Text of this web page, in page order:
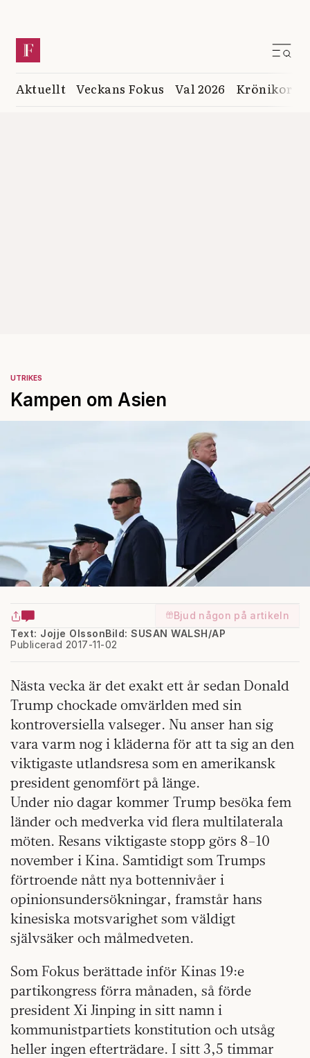
Aktuellt Veckans Fokus Val 2026 Krönikor
UTRIKES
Kampen om Asien
Bjud någon på artikeln
Text: Jojje Olsson
Publicerad 2017-11-02
Bild: SUSAN WALSH/AP
Nästa vecka är det exakt ett år sedan Donald
Trump chockade omvärlden med sin
kontroversiella valseger. Nu anser han sig
vara varm nog i kläderna för att ta sig an den
viktigaste utlandsresa som en amerikansk
president genomfört på länge.
Under nio dagar kommer Trump besöka fem
länder och medverka vid flera multilaterala
möten. Resans viktigaste stopp görs 8–10
november i Kina. Samtidigt som Trumps
förtroende nått nya bottennivåer i
opinionsundersökningar, framstår hans
kinesiska motsvarighet som väldigt
självsäker och målmedveten.
Som Fokus berättade inför Kinas 19:e
partikongress förra månaden, så förde
president Xi Jinping in sitt namn i
kommunistpartiets konstitution och utsåg
heller ingen efterträdare. I sitt 3,5 timmar